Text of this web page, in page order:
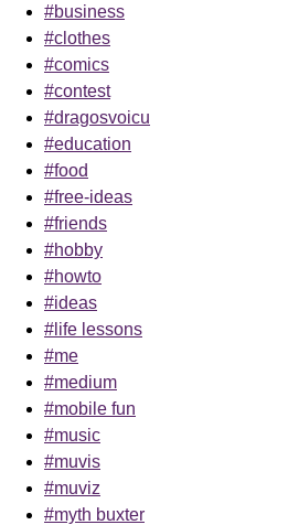
#business
#clothes
#comics
#contest
#dragosvoicu
#education
#food
#free-ideas
#friends
#hobby
#howto
#ideas
#life lessons
#me
#medium
#mobile fun
#music
#muvis
#muviz
#myth buxter